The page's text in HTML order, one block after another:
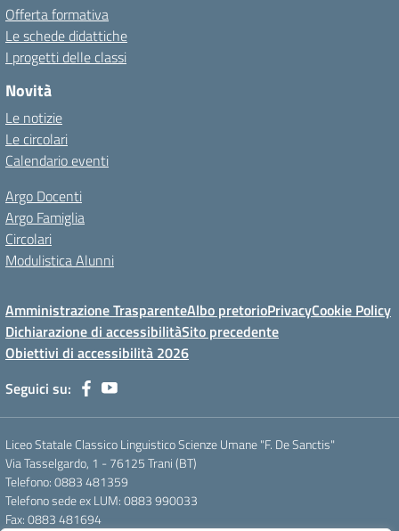
Offerta formativa
Le schede didattiche
I progetti delle classi
Novità
Le notizie
Le circolari
Calendario eventi
Argo Docenti
Argo Famiglia
Circolari
Modulistica Alunni
Amministrazione TrasparenteAlbo pretorioPrivacyCookie Policy
Dichiarazione di accessibilitàSito precedente
Obiettivi di accessibilità 2026
Seguici su:
Liceo Statale Classico Linguistico Scienze Umane "F. De Sanctis"
Via Tasselgardo, 1 - 76125 Trani (BT)
Telefono: 0883 481359
Telefono sede ex LUM: 0883 990033
Fax: 0883 481694